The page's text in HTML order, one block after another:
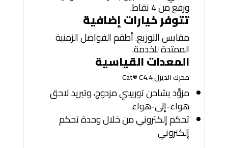
ورفع من 4 نقاط.
تتوفر خيارات إضافية
مقابس التوزيع. أطقم الفواصل الزمنية
الممتدة للخدمة.
المعدات القياسية
محرك الديزل Cat® C4.4
مزوَّد بشاحن توربيني مزدوج، وتبريد لاحق
هواء-إلى-هواء
تحكم إلكتروني من خلال وحدة تحكم
إلكتروني